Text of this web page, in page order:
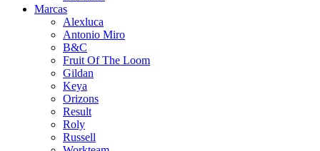
Marcas
Alexluca
Antonio Miro
B&C
Fruit Of The Loom
Gildan
Keya
Orizons
Result
Roly
Russell